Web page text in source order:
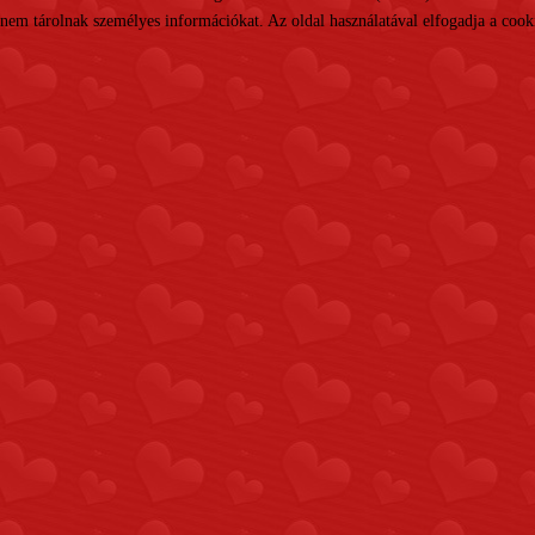
nem tárolnak személyes információkat. Az oldal használatával elfogadja a